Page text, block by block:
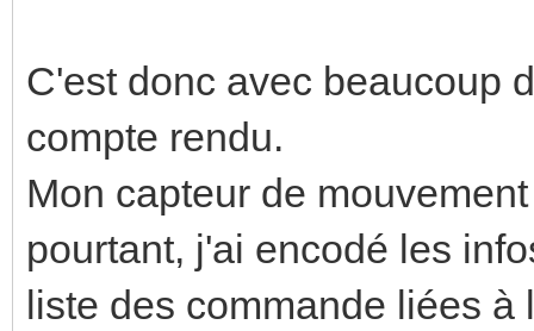
C'est donc avec beaucoup
compte rendu.
Mon capteur de
pourtant, j'ai encodé les
liste des commande liées à